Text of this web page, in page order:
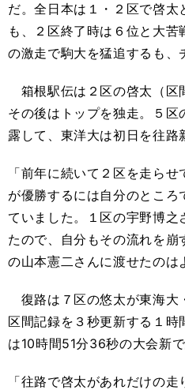
だ。全日本は１・２区で啓太
も、２区終了時は６位と大
の激走で駒大を猛追するも、
箱根駅伝は２区の啓太（区
その後はトップを独走。５区
露して、東洋大は初日を往路
「前年に続いて２区を走ら
が優勝するには自分のところ
ていました。１区の宇野博之
たので、自分もその流れを崩
の山本憲二さんに渡せたのは
復路は７区の悠太が東海大
区間記録を３秒更新する１
は10時間51分36秒の大会新
「往路で啓太があれだけの走